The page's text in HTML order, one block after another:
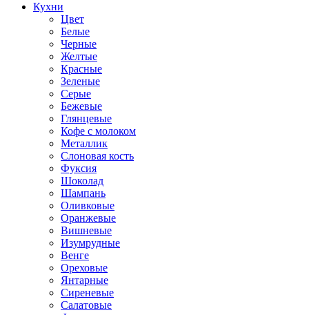
Кухни
Цвет
Белые
Черные
Желтые
Красные
Зеленые
Серые
Бежевые
Глянцевые
Кофе с молоком
Металлик
Слоновая кость
Фуксия
Шоколад
Шампань
Оливковые
Оранжевые
Вишневые
Изумрудные
Венге
Ореховые
Янтарные
Сиреневые
Салатовые